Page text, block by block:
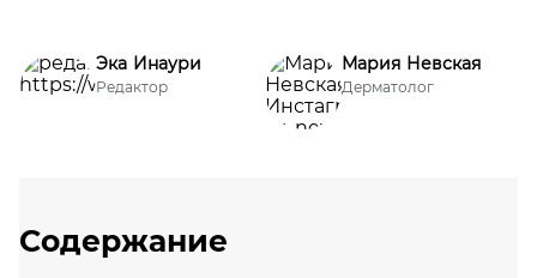
Эка Инаури
Редактор
Мария Невская
Дерматолог
Содержание